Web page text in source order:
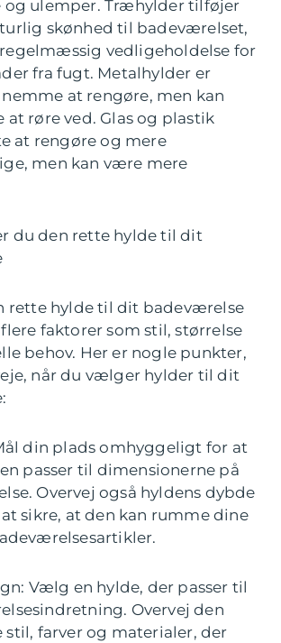
og ulemper. Træhylder tilføjer
skønhed til badeværelset,
vedligeholdelse for
fra fugt. Metalhylder er
at rengøre, men kan
røre ved. Glas og plastik
at rengøre og mere
men kan være mere
du den rette hylde til dit
rette hylde til dit badeværelse
faktorer som stil, størrelse
behov. Her er nogle punkter,
når du vælger hylder til dit
din plads omhyggeligt for at
passer til dimensionerne på
Overvej også hyldens dybde
sikre, at den kan rumme dine
Vælg en hylde, der passer til
Overvej den
stil, farver og materialer, der